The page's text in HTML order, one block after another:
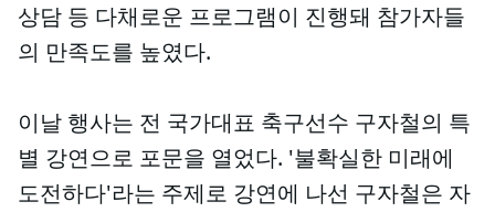
상담 등 다채로운 프로그램이 진행돼 참가자들
의 만족도를 높였다.
이날 행사는 전 국가대표 축구선수 구자철의 특
별 강연으로 포문을 열었다. '불확실한 미래에
도전하다'라는 주제로 강연에 나선 구자철은 자